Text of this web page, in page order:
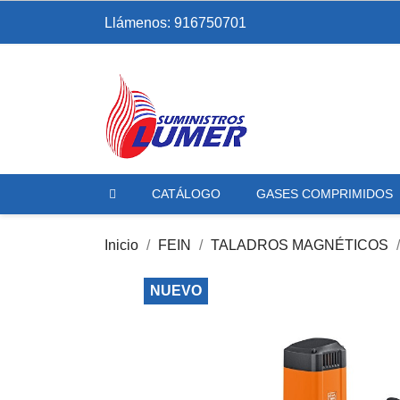
Llámenos: 916750701
CATÁLOGO GASES COMPRIMIDOS
Inicio FEIN TALADROS MAGNÉTICOS
NUEVO